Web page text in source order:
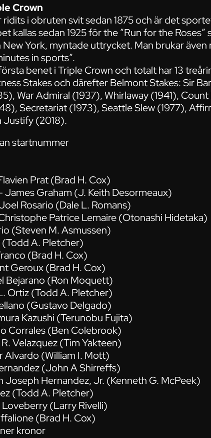
Crown
ridits i obruten svit sedan 1875 och är det
kallas sedan 1925 för the ”Run for the Roses”
York, myntade uttrycket. Man brukar även
in sports”.
benet i Triple Crown och totalt har 13
Stakes och därefter Belmont Stakes: Sir
War Admiral (1937), Whirlaway (1941),
Secretariat (1973), Seattle Slew (1977),
Justify (2018).
startnummer
Prat (Brad H. Cox)
Graham (J. Keith Desormeaux)
Rosario (Dale L. Romans)
Patrice Lemaire (Otonashi Hidetaka)
(Steven M. Asmussen)
A. Pletcher)
(Brad H. Cox)
Geroux (Brad H. Cox)
Bejarano (Ron Moquett)
Ortiz (Todd A. Pletcher)
(Gustavo Delgado)
Kazushi (Terunobu Fujita)
Corrales (Ben Colebrook)
Velazquez (Tim Yakteen)
Alvardo (William I. Mott)
(John A Shirreffs)
Joseph Hernandez, Jr. (Kenneth G. McPeek)
(Todd A. Pletcher)
(Larry Rivelli)
(Brad H. Cox)
kronor